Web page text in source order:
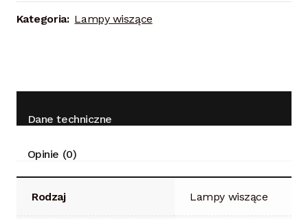
Kategoria: Lampy wiszące
Dane techniczne
Opinie (0)
Rodzaj Lampy wiszące